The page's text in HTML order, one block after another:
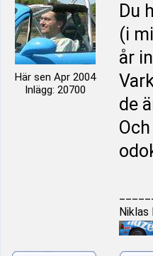
Här sen Apr 2004
Inlägg: 20700
Du
(i
år
de
Niklas